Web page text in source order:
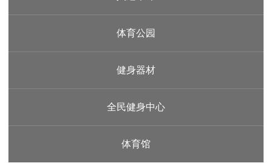
体育公园
健身器材
全民健身中心
体育馆